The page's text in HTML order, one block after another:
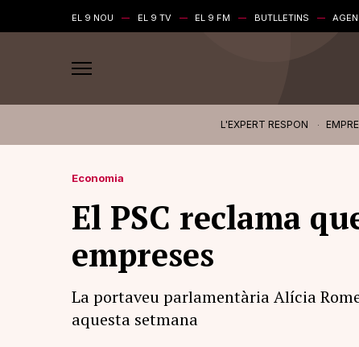
EL 9 NOU EL 9 TV EL 9 FM BUTLLETINS
L'EXPERT RESPON
Economia
El PSC reclama
empreses
La portaveu parlamentària Alícia
aquesta setmana